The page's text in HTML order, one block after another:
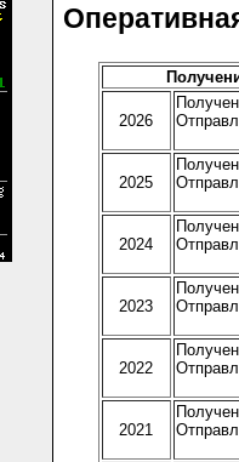
2026
2025
2024
2023
2022
2021